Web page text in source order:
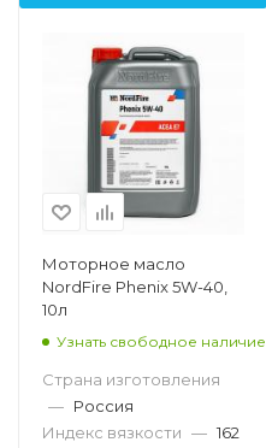
Моторное масло
NordFire Phenix 5W-40,
10л
Узнать свободное наличие
Страна изготовления
— Россия
Индекс вязкости — 162